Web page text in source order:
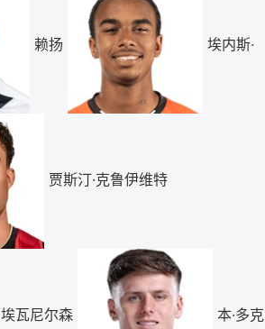
赖扬 埃内斯·
贾斯汀·克鲁伊维特
埃瓦尼尔森 本·多克